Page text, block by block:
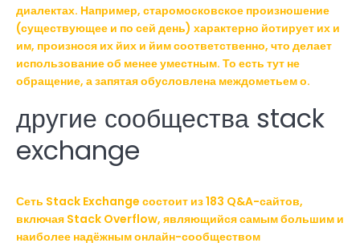
диалектах. Например, старомосковское произношение
(существующее и по сей день) характерно йотирует их и
им, произнося их йих и йим соответственно, что делает
использование об менее уместным. То есть тут не
обращение, а запятая обусловлена междометьем о.
другие сообщества stack
exchange
Сеть Stack Exchange состоит из 183 Q&A-сайтов,
включая Stack Overflow, являющийся самым большим и
наиболее надёжным онлайн-сообществом